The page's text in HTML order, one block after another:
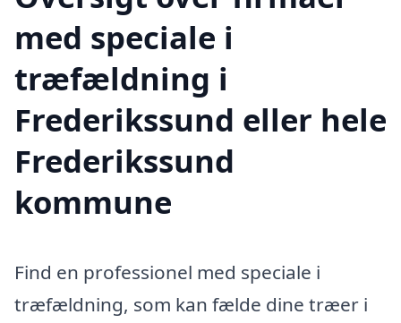
med speciale i
træfældning i
Frederikssund eller hele
Frederikssund
kommune
Find en professionel med speciale i
træfældning, som kan fælde dine træer i